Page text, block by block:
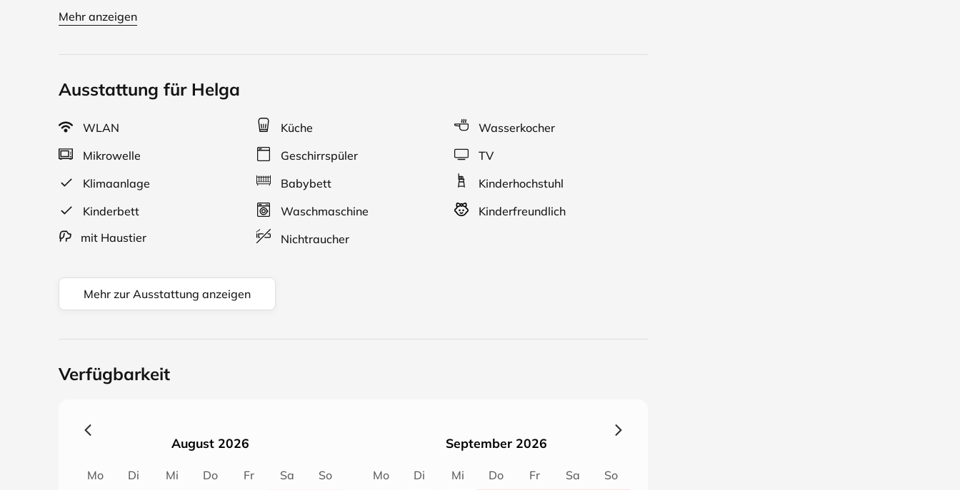
Ferienwohnungen Bücher und Gesellschaftsspiele zur Verfügung. Für unsere kleinen Gäste gibt es eine gut
Mehr anzeigen
Ausstattung für Helga
WLAN Küche
Wasserkocher
Mikrowelle
Geschirrspüler
TV
Klimaanlage
Babybett
Kinderhochstuhl
Kinderbett
Waschmaschine
Kinderfreundlich
mit Haustier
Nichtraucher
Mehr zur Ausstattung anzeigen
Verfügbarkeit
August 2026
Mo Di Mi Do Fr Sa
So
September 2026
Mo Di Mi Do Fr Sa
So